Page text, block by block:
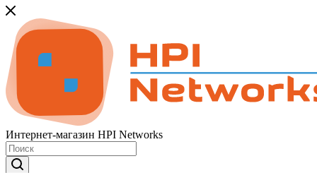
Интернет-магазин HPI Networks